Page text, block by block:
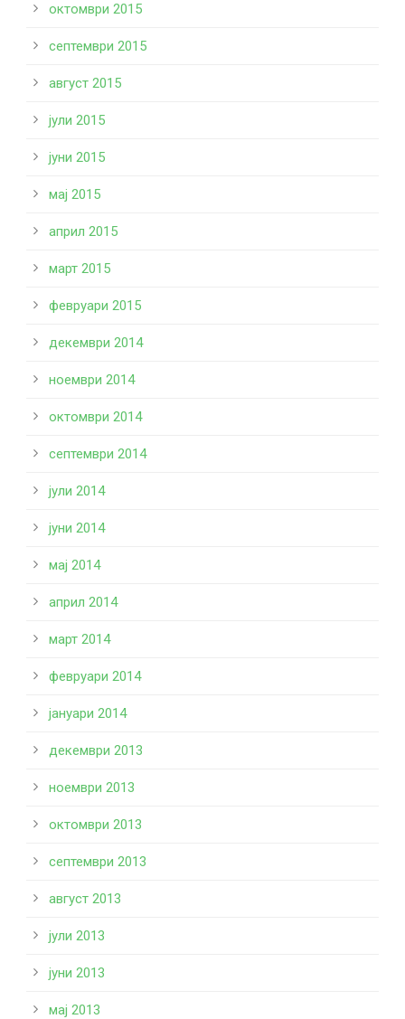
октомври 2015
септември 2015
август 2015
јули 2015
јуни 2015
мај 2015
април 2015
март 2015
февруари 2015
декември 2014
ноември 2014
октомври 2014
септември 2014
јули 2014
јуни 2014
мај 2014
април 2014
март 2014
февруари 2014
јануари 2014
декември 2013
ноември 2013
октомври 2013
септември 2013
август 2013
јули 2013
јуни 2013
мај 2013